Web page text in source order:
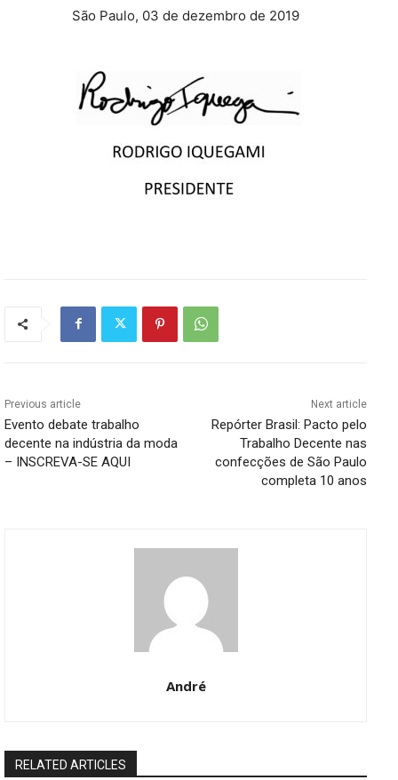
São Paulo, 03 de dezembro de 2019
Previous article
Evento debate trabalho
decente na indústria da moda
– INSCREVA-SE AQUI
Next article
Repórter Brasil: Pacto pelo
Trabalho Decente nas
confecções de São Paulo
completa 10 anos
André
RELATED ARTICLES